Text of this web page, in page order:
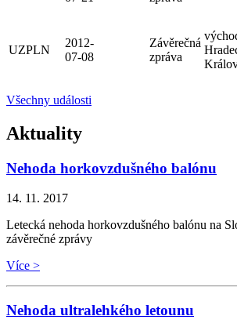
UZPLN
2012-
07-08
Závěrečná
zpráva
Všechny události
Aktuality
Nehoda horkovzdušného balónu
14. 11. 2017
Letecká nehoda horkovzdušného balónu na
závěrečné zprávy
Více >
Nehoda ultralehkého letounu